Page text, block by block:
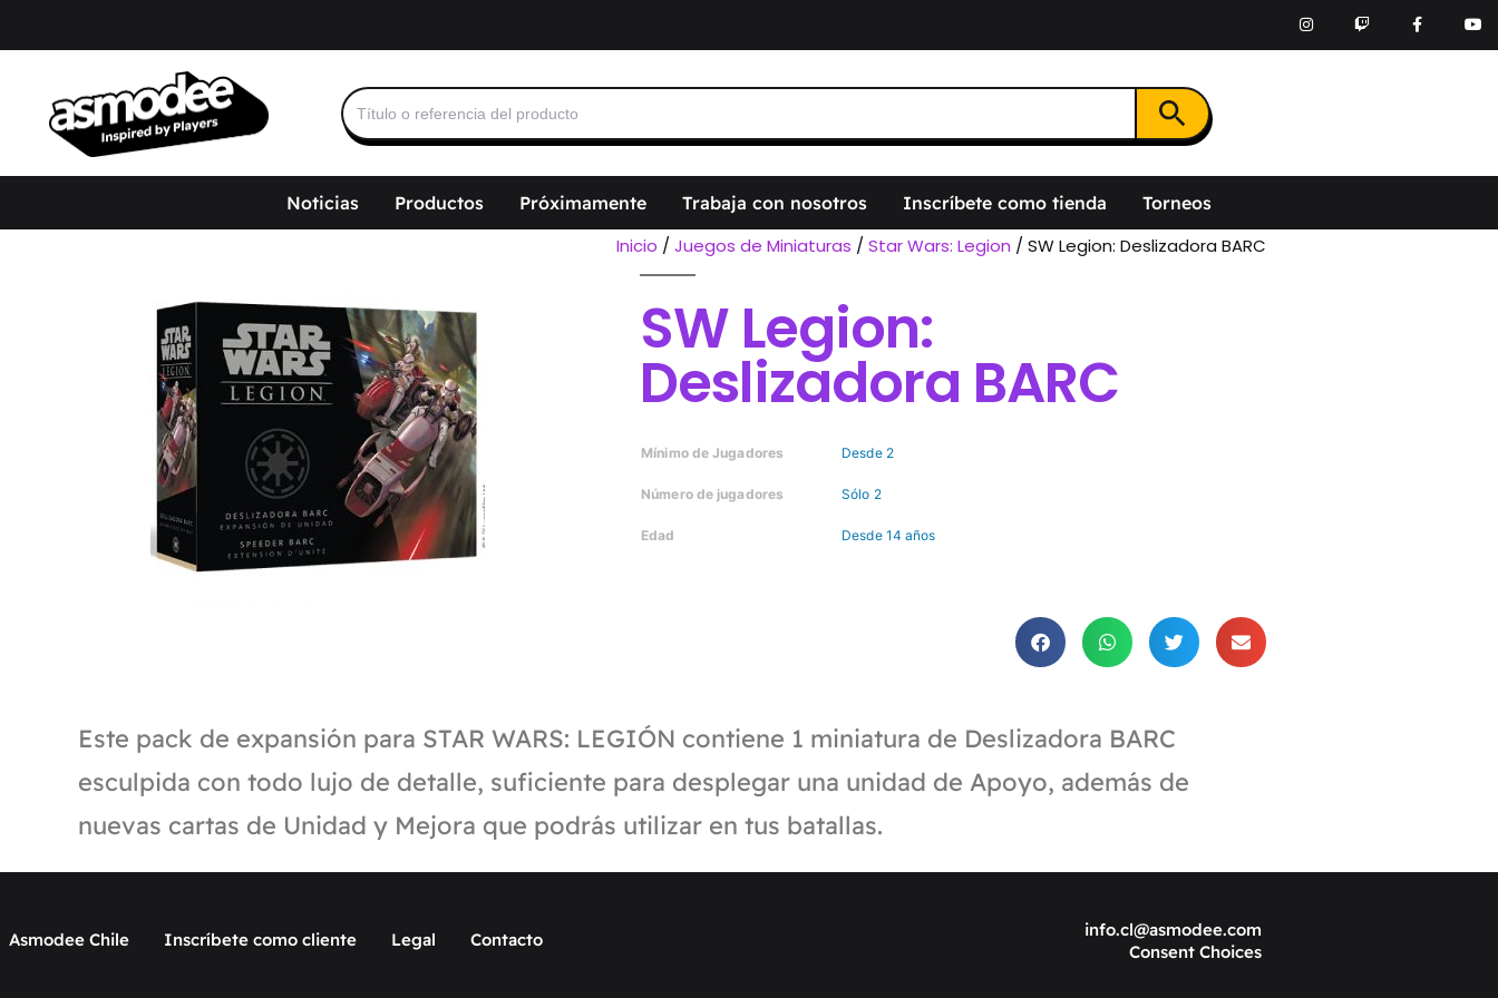
Buscar: Botón de búsqueda
Noticias Productos Próximamente Trabaja con nosotros Inscríbete como tienda Torneos
Inicio / Juegos de Miniaturas / Star Wars: Legion / SW Legion: Deslizadora BARC
SW Legion:
Deslizadora BARC
Mínimo de Jugadores Desde 2
Número de jugadores Sólo 2
Edad Desde 14 años
Este pack de expansión para STAR WARS: LEGIÓN contiene 1 miniatura de Deslizadora BARC
esculpida con todo lujo de detalle, suficiente para desplegar una unidad de Apoyo, además de
nuevas cartas de Unidad y Mejora que podrás utilizar en tus batallas.
Asmodee Chile Inscríbete como cliente Legal Contacto
info.cl@asmodee.com
Consent Choices